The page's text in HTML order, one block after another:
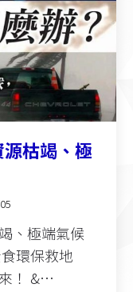
源枯竭、極
、極端氣候
環保救地
！ &…